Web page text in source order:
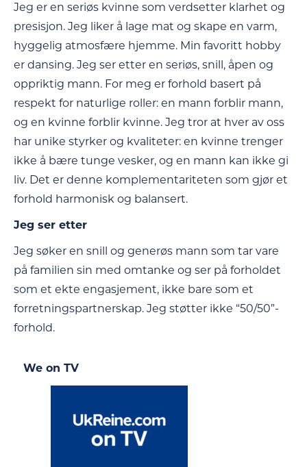
Jeg er en seriøs kvinne som verdsetter klarhet og
presisjon. Jeg liker å lage mat og skape en varm,
hyggelig atmosfære hjemme. Min favoritt hobby
er dansing. Jeg ser etter en seriøs, snill, åpen og
oppriktig mann. For meg er forhold basert på
respekt for naturlige roller: en mann forblir mann,
og en kvinne forblir kvinne. Jeg tror at hver av oss
har unike styrker og kvaliteter: en kvinne trenger
ikke å bære tunge vesker, og en mann kan ikke gi
liv. Det er denne komplementariteten som gjør et
forhold harmonisk og balansert.
Jeg ser etter
Jeg søker en snill og generøs mann som tar vare
på familien sin med omtanke og ser på forholdet
som et ekte engasjement, ikke bare som et
forretningspartnerskap. Jeg støtter ikke “50/50”-
forhold.
We on TV